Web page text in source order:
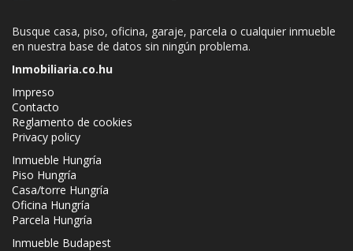
Busque casa, piso, oficina, garaje, parcela o cualquier inmueble
en nuestra base de datos sin ningún problema.
Inmobiliaria.co.hu
Impreso
Contacto
Reglamento de cookies
Privacy policy
Inmueble Hungría
Piso Hungría
Casa/torre Hungría
Oficina Hungría
Parcela Hungría
Inmueble Budapest